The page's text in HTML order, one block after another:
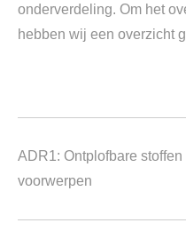
onderverdeling. Om het
hebben wij een overzicht
ADR1: Ontplofbare stoffen
voorwerpen